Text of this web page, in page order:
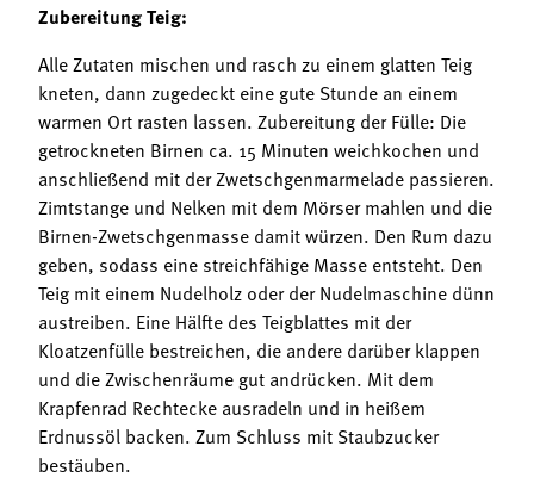
Zubereitung Teig:
Alle Zutaten mischen und rasch zu einem glatten Teig
kneten, dann zugedeckt eine gute Stunde an einem
warmen Ort rasten lassen. Zubereitung der Fülle: Die
getrockneten Birnen ca. 15 Minuten weichkochen und
anschließend mit der Zwetschgenmarmelade passieren.
Zimtstange und Nelken mit dem Mörser mahlen und die
Birnen-Zwetschgenmasse damit würzen. Den Rum dazu
geben, sodass eine streichfähige Masse entsteht. Den
Teig mit einem Nudelholz oder der Nudelmaschine dünn
austreiben. Eine Hälfte des Teigblattes mit der
Kloatzenfülle bestreichen, die andere darüber klappen
und die Zwischenräume gut andrücken. Mit dem
Krapfenrad Rechtecke ausradeln und in heißem
Erdnussöl backen. Zum Schluss mit Staubzucker
bestäuben.